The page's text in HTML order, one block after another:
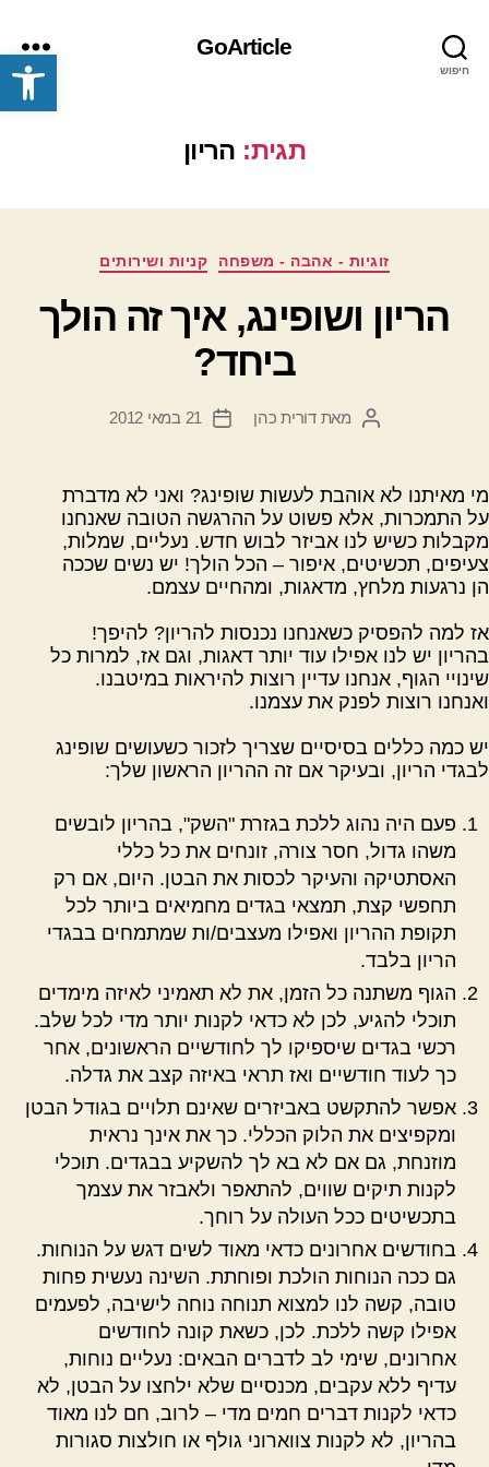
פתח סרגל נגישות חיפוש
GoArticle
תפריט
תגית: הריון
קטגוריותזוגיות - אהבה - משפחה קניות ושירותים
הריון ושופינג, איך זה הולך
ביחד?
המחבר
מאתדורית כהן
תאריך
21 במאי 2012
מי מאיתנו לא אוהבת לעשות שופינג? ואני לא מדברת
על התמכרות, אלא פשוט על ההרגשה הטובה שאנחנו
מקבלות כשיש לנו אביזר לבוש חדש. נעליים, שמלות,
צעיפים, תכשיטים, איפור – הכל הולך! יש נשים שככה
הן נרגעות מלחץ, מדאגות, ומהחיים עצמם.
אז למה להפסיק כשאנחנו נכנסות להריון? להיפך!
בהריון יש לנו אפילו עוד יותר דאגות, וגם אז, למרות כל
שינויי הגוף, אנחנו עדיין רוצות להיראות במיטבנו.
ואנחנו רוצות לפנק את עצמנו.
יש כמה כללים בסיסיים שצריך לזכור כשעושים שופינג
לבגדי הריון, ובעיקר אם זה ההריון הראשון שלך:
פעם היה נהוג ללכת בגזרת "השק", בהריון לובשים
משהו גדול, חסר צורה, זונחים את כל כללי
האסתטיקה והעיקר לכסות את הבטן. היום, אם רק
תחפשי קצת, תמצאי בגדים מחמיאים ביותר לכל
תקופת ההריון ואפילו מעצבים/ות שמתמחים בבגדי
הריון בלבד.
הגוף משתנה כל הזמן, את לא תאמיני לאיזה מימדים
תוכלי להגיע, לכן לא כדאי לקנות יותר מדי לכל שלב.
רכשי בגדים שיספיקו לך לחודשיים הראשונים, אחר
כך לעוד חודשיים ואז תראי באיזה קצב את גדלה.
אפשר להתקשט באביזרים שאינם תלויים בגודל הבטן
ומקפיצים את הלוק הכללי. כך את אינך נראית
מוזנחת, גם אם לא בא לך להשקיע בבגדים. תוכלי
לקנות תיקים שווים, להתאפר ולאבזר את עצמך
בתכשיטים ככל העולה על רוחך.
בחודשים אחרונים כדאי מאוד לשים דגש על הנוחות.
גם ככה הנוחות הולכת ופוחתת. השינה נעשית פחות
טובה, קשה לנו למצוא תנוחה נוחה לישיבה, לפעמים
אפילו קשה ללכת. לכן, כשאת קונה לחודשים
אחרונים, שימי לב לדברים הבאים: נעליים נוחות,
עדיף ללא עקבים, מכנסיים שלא ילחצו על הבטן, לא
כדאי לקנות דברים חמים מדי – לרוב, חם לנו מאוד
בהריון, לא לקנות צווארוני גולף או חולצות סגורות